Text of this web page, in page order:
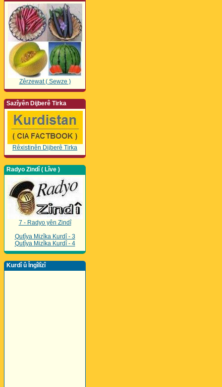
Zêrzewat ( Sewze )
Sazîyên Dijberê Tirka
Rêxistinên Dijberê Tirka
Radyo Zindî ( Lîve )
7 - Radyo yên Zindî
Qutîya Mizîka Kurdî - 3
Qutîya Mizîka Kurdî - 4
Kurdî û Îngîlîzî